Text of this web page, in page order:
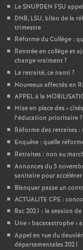
Le SNUPDEN FSU
DNB, LSU, bilan de la
trimestre
Réforme du Collège :
Rentrée en collège et
change vraiment?
Le retraité, ce nanti ?
Nouveaux affectés en
APPEL à la
Mise en place des «
l’éducation prioritaire?
Réforme des retraites
Enquête : quelle
Retraites : non au
Annonces du 5
sanitaire pour accélérer
Blanquer passe un
ACTUALITE CPE :
Bac 2021 : la session
Une « bacatastrophe»
Appel en vue du
départementales 2021